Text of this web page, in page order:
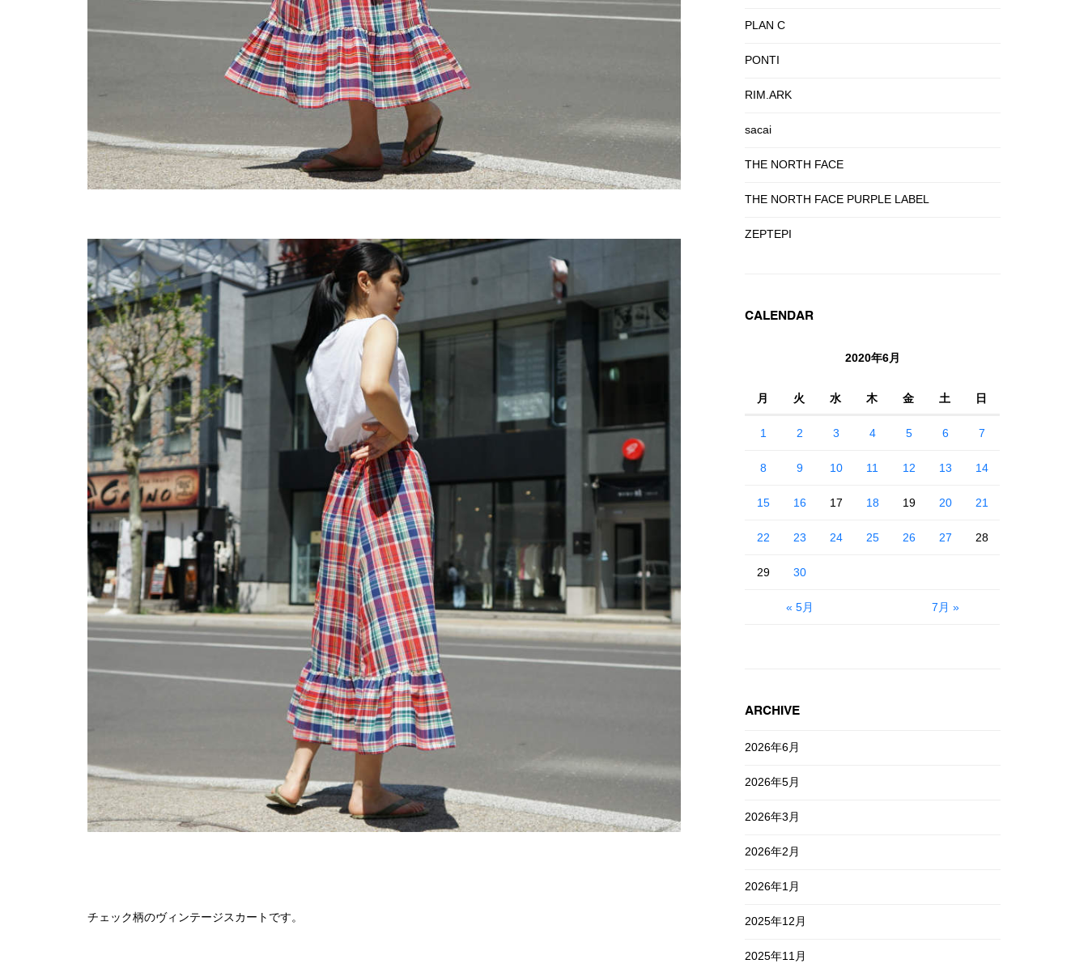
チェック柄のヴィンテージスカートです。
PLAN C
PONTI
RIM.ARK
sacai
THE NORTH FACE
THE NORTH FACE PURPLE LABEL
ZEPTEPI
CALENDAR
2020年6月
月 火 水 木 金 土 日
« 5月 7月 »
1 2 3 4 5 6 7
8 9 10 11 12 13 14
15 16 17 18 19 20 21
22 23 24 25 26 27 28
29 30
ARCHIVE
2026年6月
2026年5月
2026年3月
2026年2月
2026年1月
2025年12月
2025年11月